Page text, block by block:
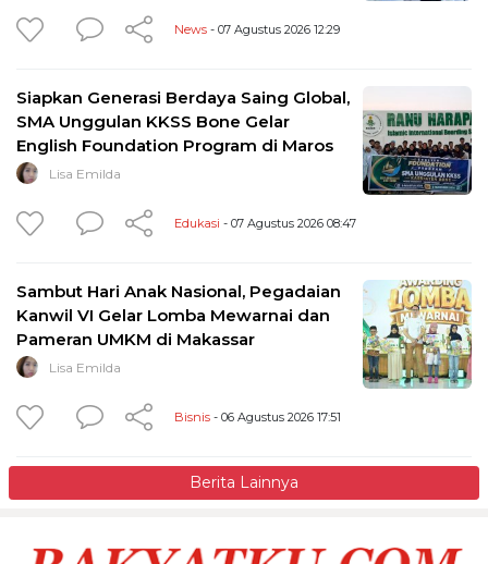
News - 07 Agustus 2026 12:29
Siapkan Generasi Berdaya Saing Global,
SMA Unggulan KKSS Bone Gelar
English Foundation Program di Maros
Lisa Emilda
Edukasi - 07 Agustus 2026 08:47
Sambut Hari Anak Nasional, Pegadaian
Kanwil VI Gelar Lomba Mewarnai dan
Pameran UMKM di Makassar
Lisa Emilda
Bisnis - 06 Agustus 2026 17:51
Berita Lainnya